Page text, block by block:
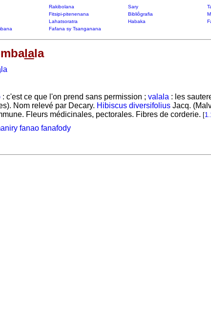
Rakibolana Sary
Fitsipi-pitenenana Bibliôgrafia
Lahatsoratra Habaka
Fafana sy Tsanganana
lala
la
: c'est ce que l'on prend sans permission ; valala : les
Nom relevé par Decary. Hibiscus diversifoliusJacq.
Fleurs médicinales, pectorales. Fibres de corderie. [
fanao fanafody